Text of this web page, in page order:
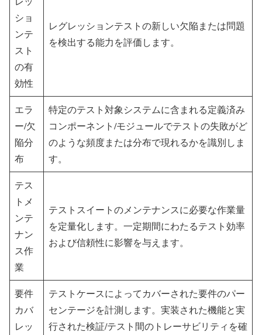
ショ
ンテ
スト
の有
効性
レグレッションテストの新しい欠陥または問題
を検出する能力を評価します。
エラ
ー/欠
陥分
布
特定のテスト対象システムに含まれる定義済み
コンポーネント/モジュールでテストの失敗がど
のような頻度または分布で現れるかを識別しま
す。
テス
トメ
ンテ
ナン
ス作
業
テストスイートのメンテナンスに必要な作業量
を定量化します。一定期間にわたるテスト効率
および信頼性に影響を与えます。
要件
カバ
レッ
テストケースによってカバーされた要件のパー
センテージを計測します。実装された機能と実
行された検証/テスト間のトレーサビリティを確